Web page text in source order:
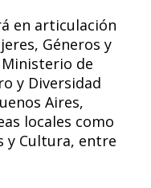
en articulación
Géneros y
de
y Diversidad
Aires,
locales como
y Cultura, entre